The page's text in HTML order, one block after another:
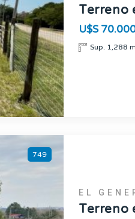
Terreno
U$S
Sup. 1,288 m
749
EL
Terreno